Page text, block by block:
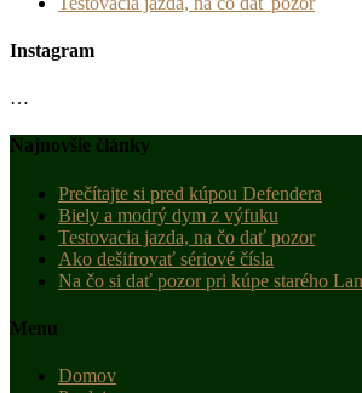
Instagram
…
Najnovšie články
Prečítajte si pred kúpou Defendera
Biely a modrý dym z výfuku
Testovacia jazda, na čo dať pozor
Ako dešifrovať sériové čísla
Na čo si dať pozor pri kúpe starého
Menu
Domov